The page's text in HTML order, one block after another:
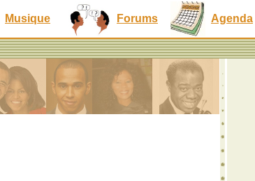
Musique Forums Agenda